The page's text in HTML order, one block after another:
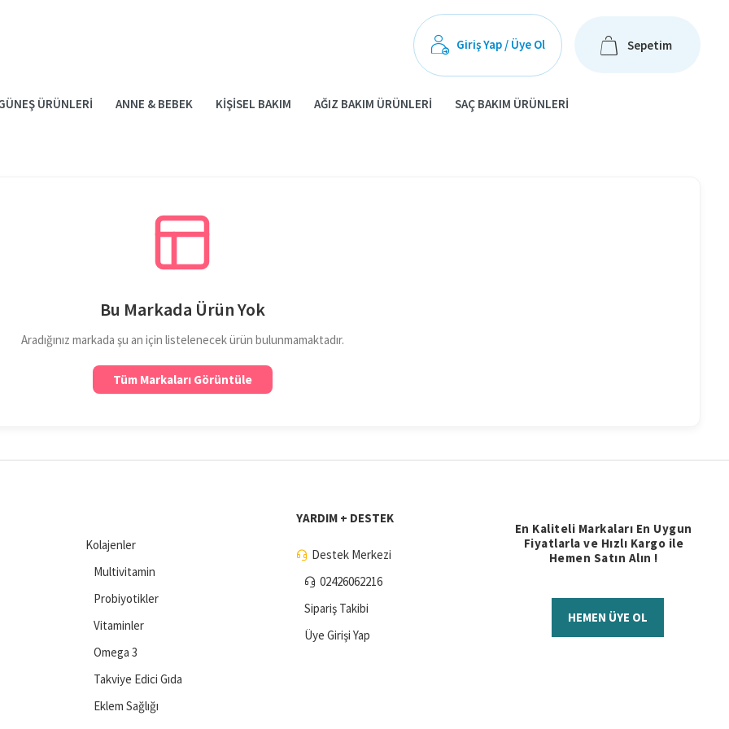
Giriş Yap / Üye Ol Sepetim
ÜRÜNLERI ANNE & BEBEK KIŞISEL BAKIM AĞIZ BAKIM ÜRÜNLERI SAÇ BAKIM ÜRÜNLERI
Bu Markada Ürün Yok
Aradığınız markada şu an için listelenecek ürün bulunmamaktadır.
Tüm Markaları Görüntüle
Kolajenler
Multivitamin
Probiyotikler
Vitaminler
Omega 3
Takviye Edici Gıda
Eklem Sağlığı
YARDIM + DESTEK
Destek Merkezi
02426062216
Sipariş Takibi
Üye Girişi Yap
En Kaliteli Markaları En Uygun
Fiyatlarla ve Hızlı Kargo ile
Hemen Satın Alın !
HEMEN ÜYE OL